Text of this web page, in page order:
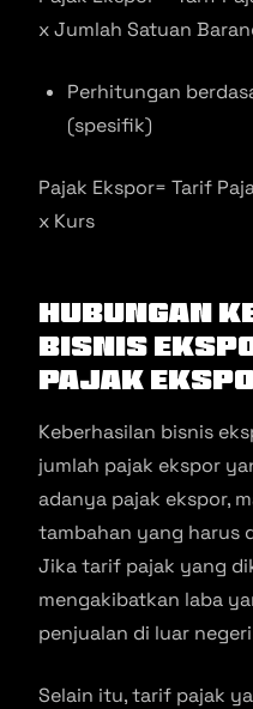
x Jumlah Satuan
Perhitungan
(spesifik)
Pajak Ekspor= Tarif
x Kurs
Hubungan
Bisnis
Pajak
Keberhasilan bisnis
jumlah pajak ekspor
adanya pajak ekspor,
tambahan yang harus
Jika tarif pajak yang
mengakibatkan laba
penjualan di luar
Selain itu, tarif pajak